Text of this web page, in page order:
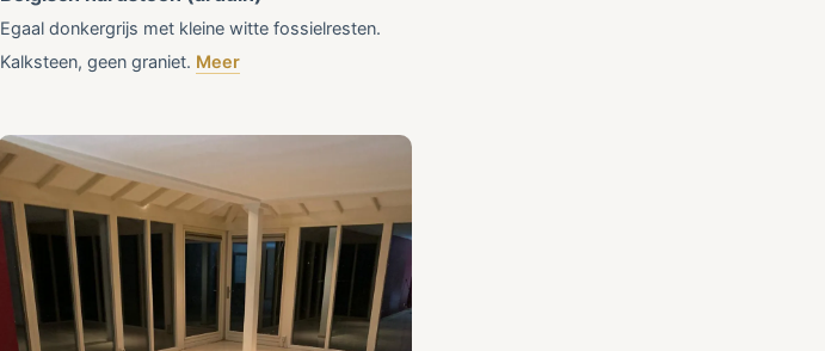
Egaal donkergrijs met kleine witte fossielresten.
Kalksteen, geen graniet. Meer